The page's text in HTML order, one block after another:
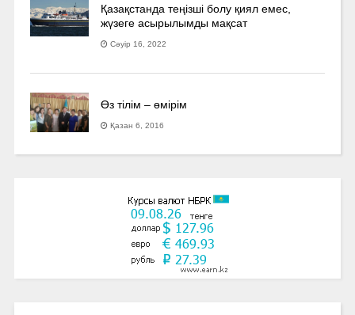
Қазақстанда теңізші болу қиял емес,
жүзеге асырылымды мақсат
Сәуір 16, 2022
Өз тілім – өмірім
Қазан 6, 2016